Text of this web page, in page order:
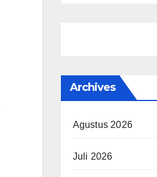
Archives
Agustus 2026
Juli 2026